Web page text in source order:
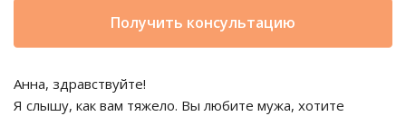
Получить консультацию
Анна, здравствуйте!
Я слышу, как вам тяжело. Вы любите мужа, хотите